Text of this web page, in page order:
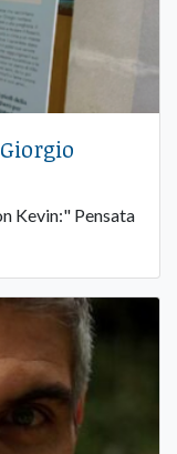
Kevin:" Pensata